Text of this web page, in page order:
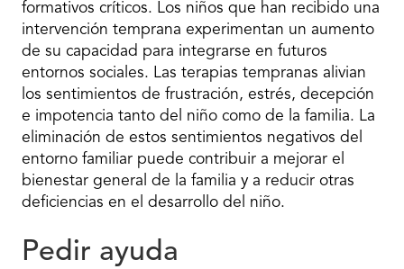
formativos críticos. Los niños que han recibido una
intervención temprana experimentan un aumento
de su capacidad para integrarse en futuros
entornos sociales. Las terapias tempranas alivian
los sentimientos de frustración, estrés, decepción
e impotencia tanto del niño como de la familia. La
eliminación de estos sentimientos negativos del
entorno familiar puede contribuir a mejorar el
bienestar general de la familia y a reducir otras
deficiencias en el desarrollo del niño.
Pedir ayuda